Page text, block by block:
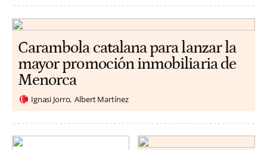
Carambola catalana para lanzar la
mayor promoción inmobiliaria de
Menorca
Ignasi Jorro Albert Martínez